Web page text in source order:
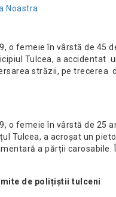
Noastra
o femeie în vârstă de 45
Tulcea, a accidentat
străzii, pe trecerea
o femeie în vârstă de 25
Tulcea, a acroșat un
a părții
de polițiștii tulceni